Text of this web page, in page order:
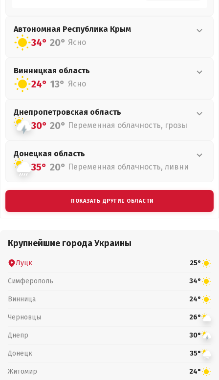
Автономная Республика Крым
34° 20° Ясно
Винницкая область
24° 13° Ясно
Днепропетровская область
30° 20° Переменная облачность, грозы
Донецкая область
35° 20° Переменная облачность, ливни
ПОКАЗАТЬ ДРУГИЕ ОБЛАСТИ
Крупнейшие города Украины
Луцк 25°
Симферополь 34°
Винница 24°
Черновцы 26°
Днепр 30°
Донецк 35°
Житомир 24°